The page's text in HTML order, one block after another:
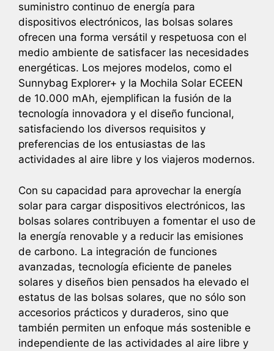
suministro continuo de energía para
dispositivos electrónicos, las bolsas solares
ofrecen una forma versátil y respetuosa con el
medio ambiente de satisfacer las necesidades
energéticas. Los mejores modelos, como el
Sunnybag Explorer+ y la Mochila Solar ECEEN
de 10.000 mAh, ejemplifican la fusión de la
tecnología innovadora y el diseño funcional,
satisfaciendo los diversos requisitos y
preferencias de los entusiastas de las
actividades al aire libre y los viajeros modernos.
Con su capacidad para aprovechar la energía
solar para cargar dispositivos electrónicos, las
bolsas solares contribuyen a fomentar el uso de
la energía renovable y a reducir las emisiones
de carbono. La integración de funciones
avanzadas, tecnología eficiente de paneles
solares y diseños bien pensados ha elevado el
estatus de las bolsas solares, que no sólo son
accesorios prácticos y duraderos, sino que
también permiten un enfoque más sostenible e
independiente de las actividades al aire libre y